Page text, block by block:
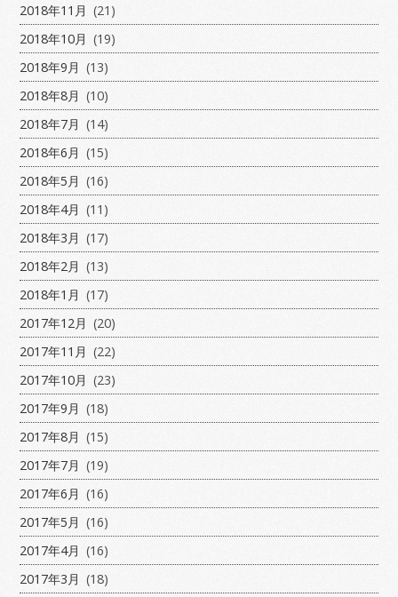
2018年11月 (21)
2018年10月 (19)
2018年9月 (13)
2018年8月 (10)
2018年7月 (14)
2018年6月 (15)
2018年5月 (16)
2018年4月 (11)
2018年3月 (17)
2018年2月 (13)
2018年1月 (17)
2017年12月 (20)
2017年11月 (22)
2017年10月 (23)
2017年9月 (18)
2017年8月 (15)
2017年7月 (19)
2017年6月 (16)
2017年5月 (16)
2017年4月 (16)
2017年3月 (18)